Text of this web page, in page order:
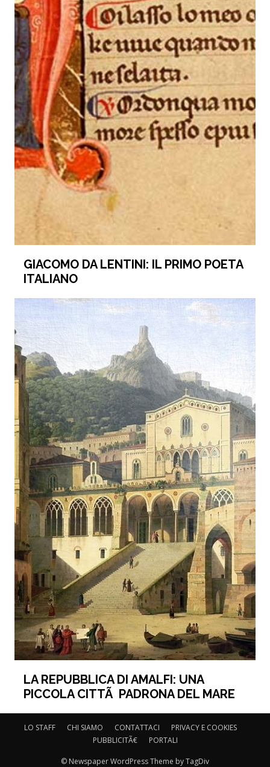
GIACOMO DA LENTINI: IL PRIMO POETA
ITALIANO
LA REPUBBLICA DI AMALFI: UNA
PICCOLA CITTÃ PADRONA DEL MARE
LO STAFF CHI SIAMO CONTATTACI
PRIVACY E COOKIES
PUBBLICITÃ€
PORTALI
© Newspaper WordPress Theme by TagDiv